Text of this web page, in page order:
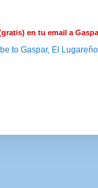
en tu email a
to Gaspar, El Lugareño